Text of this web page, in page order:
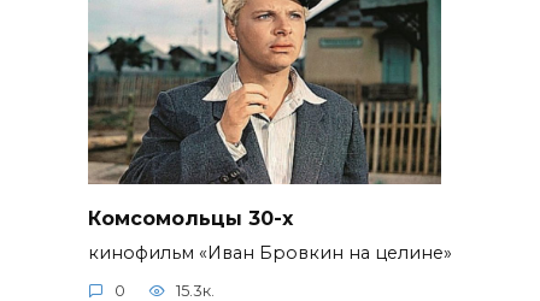
Комсомольцы 30-x
кинофильм «Иван Бровкин на целине»
0 15.3к.